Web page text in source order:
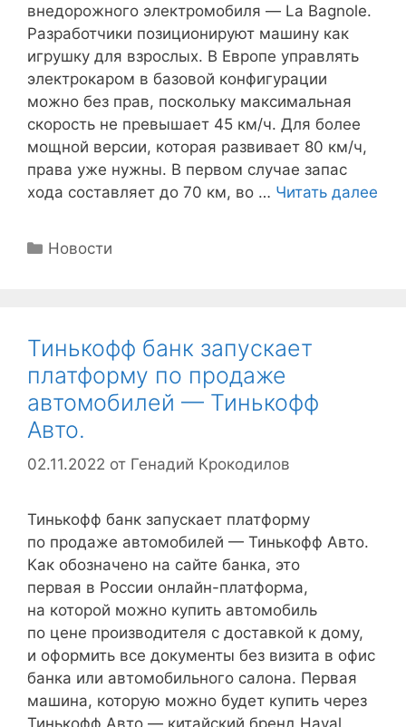
внедорожного электромобиля — La Bagnole.
Разработчики позиционируют машину как
игрушку для взрослых. В Европе управлять
электрокаром в базовой конфигурации
можно без прав, поскольку максимальная
скорость не превышает 45 км/ч. Для более
мощной версии, которая развивает 80 км/ч,
права уже нужны. В первом случае запас
хода составляет до 70 км, во … Читать далее
Рубрики
Новости
Тинькофф банк запускает
платформу по продаже
автомобилей — Тинькофф
Авто.
02.11.2022 от Генадий Крокодилов
Тинькофф банк запускает платформу
по продаже автомобилей — Тинькофф Авто.
Как обозначено на сайте банка, это
первая в России онлайн-платформа,
на которой можно купить автомобиль
по цене производителя с доставкой к дому,
и оформить все документы без визита в офис
банка или автомобильного салона. Первая
машина, которую можно будет купить через
Тинькофф Авто — китайский бренд Haval.